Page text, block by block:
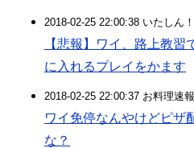
2018-02-25 22:00:38 いたしん！
【悲報】ワイ、路上教
に入れるプレイをかます
2018-02-25 22:00:37 お料理速報
ワイ免停なんやけどピザ
な？